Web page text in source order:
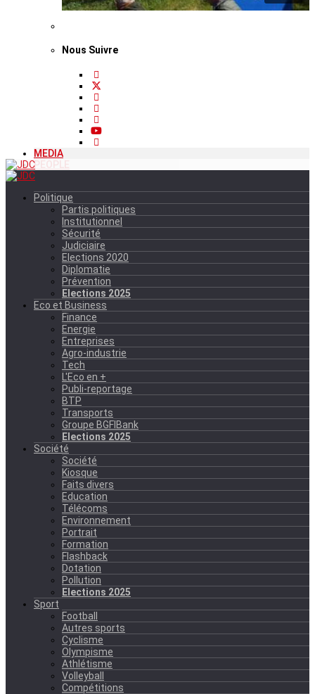
Nous Suivre
MEDIA
PEOPLE
Politique
Partis politiques
Institutionnel
Sécurité
Judiciaire
Elections 2020
Diplomatie
Prévention
Elections 2025
Eco et Business
Finance
Energie
Entreprises
Agro-industrie
Tech
L'Eco en +
Publi-reportage
BTP
Transports
Groupe BGFIBank
Elections 2025
Société
Société
Kiosque
Faits divers
Education
Télécoms
Environnement
Portrait
Formation
Flashback
Dotation
Pollution
Elections 2025
Sport
Football
Autres sports
Cyclisme
Olympisme
Athlétisme
Volleyball
Compétitions